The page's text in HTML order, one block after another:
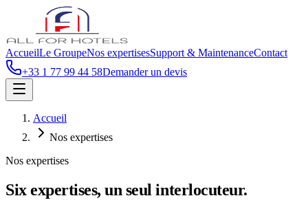
AccueilLe GroupeNos expertisesSupport & MaintenanceContact
+33 1 77 99 44 58Demander un devis
Accueil
Nos expertises
Nos expertises
Six expertises, un seul interlocuteur.